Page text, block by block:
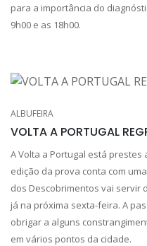
para a importância do
9h00 e as 18h00.
ALBUFEIRA
VOLTA A PORTUGAL
A Volta a Portugal está prestes
edição da prova conta com
dos Descobrimentos vai servir
já na próxima sexta-feira. A
obrigar a alguns
em vários pontos da cidade.